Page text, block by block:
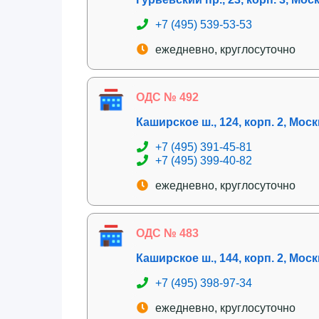
+7 (495) 539-53-53
ежедневно, круглосуточно
ОДС № 492
Каширское ш., 124, корп. 2,
+7 (495) 391-45-81
+7 (495) 399-40-82
ежедневно, круглосуточно
ОДС № 483
Каширское ш., 144, корп. 2,
+7 (495) 398-97-34
ежедневно, круглосуточно